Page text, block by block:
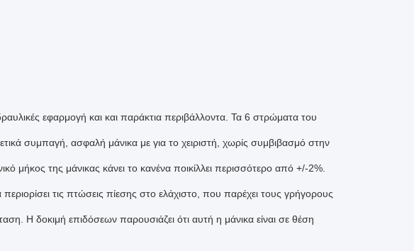
εφαρμογή και και παράκτια περιβάλλοντα. Τα 6 στρώματα του
συμπαγή, ασφαλή μάνικα με για το χειριστή, χωρίς συμβιβασμό στην
μήκος της μάνικας κάνει το κανένα ποικίλλει περισσότερο από +/-2%.
τις πτώσεις πίεσης στο ελάχιστο, που παρέχει τους γρήγορους
Η δοκιμή επιδόσεων παρουσιάζει ότι αυτή η μάνικα είναι σε θέση